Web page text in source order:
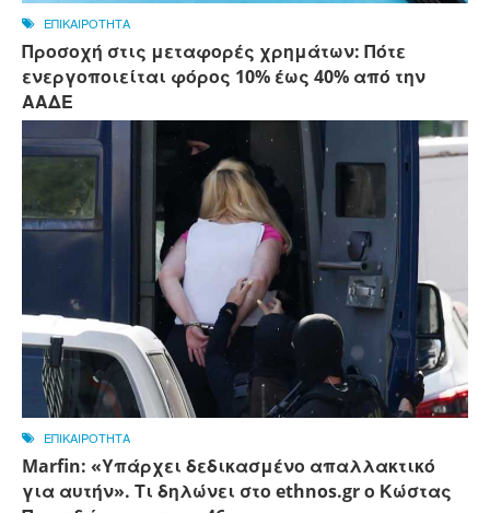
ΕΠΙΚΑΙΡΟΤΗΤΑ
Προσοχή στις μεταφορές χρημάτων: Πότε
ενεργοποιείται φόρος 10% έως 40% από την
ΑΑΔΕ
ΕΠΙΚΑΙΡΟΤΗΤΑ
Marfin: «Υπάρχει δεδικασμένο απαλλακτικό
για αυτήν». Τι δηλώνει στο ethnos.gr ο Κώστας